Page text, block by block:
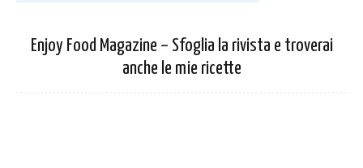
Enjoy Food Magazine – Sfoglia la rivista e troverai
anche le mie ricette